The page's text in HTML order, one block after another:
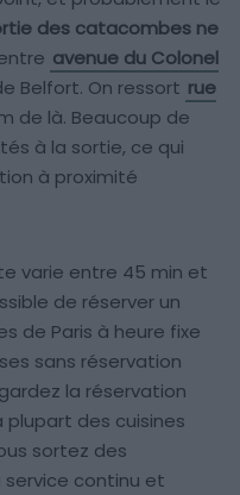
des catacombes ne
avenue du Colonel
Belfort. On ressort rue
de là. Beaucoup de
à la sortie, ce qui
à proximité
varie entre 45 min et
de réserver un
de Paris à heure fixe
sans réservation
la réservation
plupart des cuisines
sortez des
service continu et